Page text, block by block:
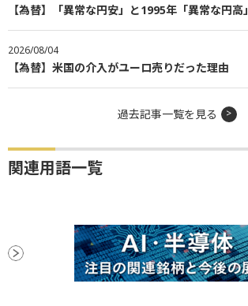
【為替】「異常な円安」と1995年「異常な円高」
2026/08/04
【為替】米国の介入がユーロ売りだった理由
過去記事一覧を見る
関連用語一覧